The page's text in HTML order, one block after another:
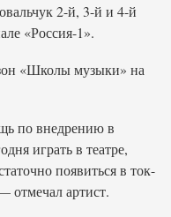
2-й, 3-й и 4-й
«Россия-1».
«Школы музыки» на
по внедрению в
играть в театре,
появиться в ток-
отмечал артист.